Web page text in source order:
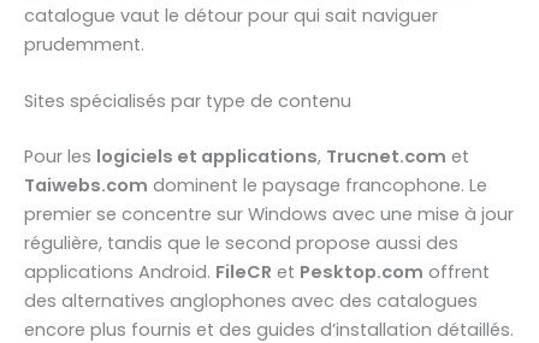
catalogue vaut le détour pour qui sait naviguer
prudemment.
Sites spécialisés par type de contenu
Pour les logiciels et applications, Trucnet.com et
Taiwebs.com dominent le paysage francophone. Le
premier se concentre sur Windows avec une mise à jour
régulière, tandis que le second propose aussi des
applications Android. FileCR et Pesktop.com offrent
des alternatives anglophones avec des catalogues
encore plus fournis et des guides d’installation détaillés.